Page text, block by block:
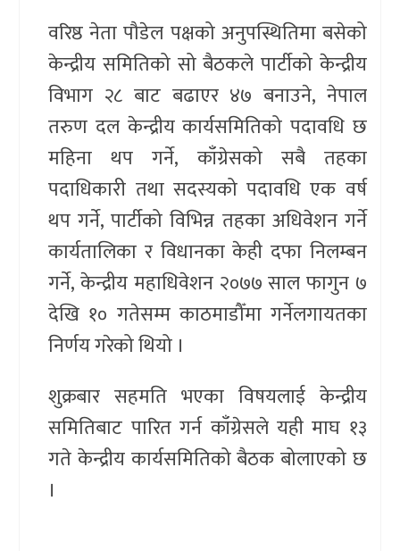
वरिष्ठ नेता पौडेल पक्षको अनुपस्थितिमा बसेको
केन्द्रीय समितिको सो बैठकले पार्टीको केन्द्रीय
विभाग २८ बाट बढाएर ४७ बनाउने, नेपाल
तरुण दल केन्द्रीय कार्यसमितिको पदावधि छ
महिना थप गर्ने, काँग्रेसको सबै तहका
पदाधिकारी तथा सदस्यको पदावधि एक वर्ष
थप गर्ने, पार्टीको विभिन्न तहका अधिवेशन गर्ने
कार्यतालिका र विधानका केही दफा निलम्बन
गर्ने, केन्द्रीय महाधिवेशन २०७७ साल फागुन ७
देखि १० गतेसम्म काठमाडौँमा गर्नेलगायतका
निर्णय गरेको थियो ।
शुक्रबार सहमति भएका विषयलाई केन्द्रीय
समितिबाट पारित गर्न काँग्रेसले यही माघ १३
गते केन्द्रीय कार्यसमितिको बैठक बोलाएको छ
।